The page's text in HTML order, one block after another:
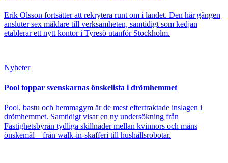
Erik Olsson fortsätter att rekrytera runt om i landet. Den här gången
ansluter sex mäklare till verksamheten, samtidigt som kedjan
etablerar ett nytt kontor i Tyresö utanför Stockholm.
Nyheter
Pool toppar svenskarnas önskelista i drömhemmet
Pool, bastu och hemmagym är de mest eftertraktade inslagen i
drömhemmet. Samtidigt visar en ny undersökning från
Fastighetsbyrån tydliga skillnader mellan kvinnors och mäns
önskemål – från walk-in-skafferi till hushållsrobotar.